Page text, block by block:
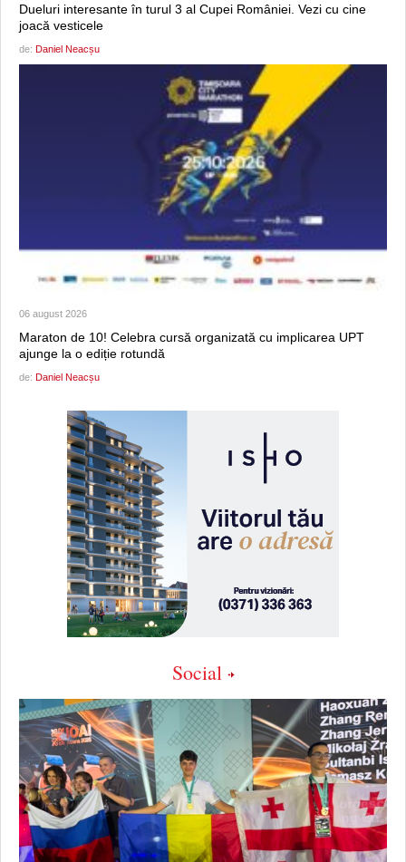
Dueluri interesante în turul 3 al Cupei României. Vezi cu cine
joacă vesticele
de: Daniel Neacșu
06 august 2026
Maraton de 10! Celebra cursă organizată cu implicarea UPT
ajunge la o ediție rotundă
de: Daniel Neacșu
Social